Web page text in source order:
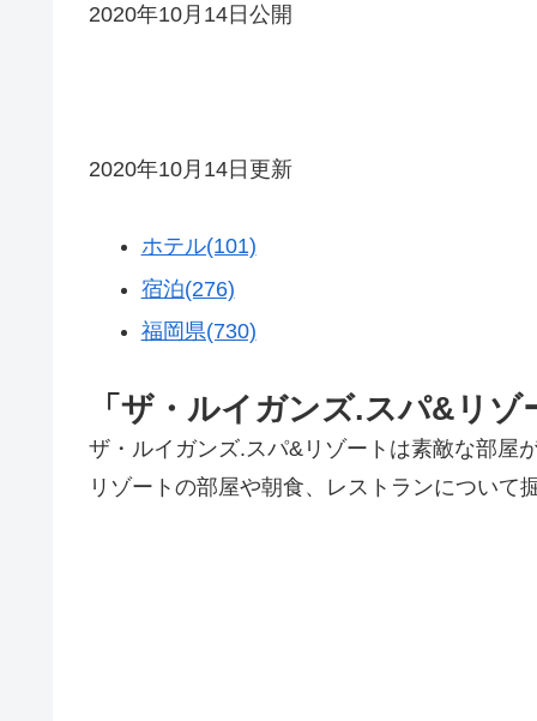
2020年10月14日公開
2020年10月14日更新
ホテル(101)
宿泊(276)
福岡県(730)
「ザ・ルイガンズ.スパ&リ
ザ・ルイガンズ.スパ&リゾートは素敵な部屋
リゾートの部屋や朝食、レストランについ